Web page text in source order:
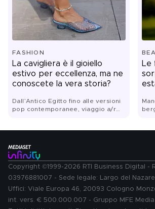
FASHION
La cavigliera è il gioiello
estivo per eccellenza, ma ne
conoscete la vera storia?
Dall’Antico Egitto fino alle versioni
pop contemporanee, viaggio a/r
Le
Copyright ©1999-2026 RTI Business Digital -
03976881007 - Sede legale: Largo del
Uffici: Viale Europa 46, 20093 Cologno
int. vers. € 500.000.007 - Gruppo MFE